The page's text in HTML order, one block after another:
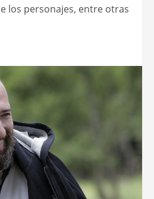
los personajes, entre otras